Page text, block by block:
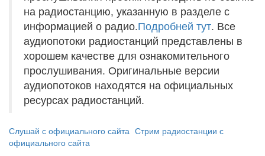
на радиостанцию, указанную в разделе с
информацией о радио.Подробней тут. Все
аудиопотоки радиостанций представлены в
хорошем качестве для ознакомительного
прослушивания. Оригинальные версии
аудиопотоков находятся на официальных
ресурсах радиостанций.
Слушай с официального сайта Стрим радиостанции с
официального сайта